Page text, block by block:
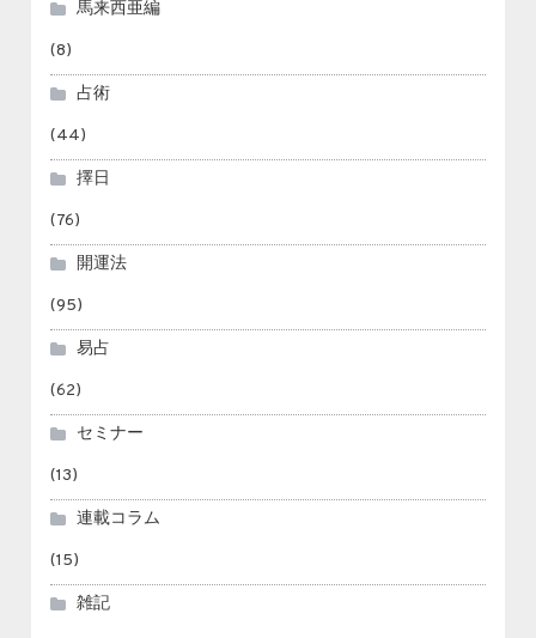
馬来西亜編
(8)
占術
(44)
擇日
(76)
開運法
(95)
易占
(62)
セミナー
(13)
連載コラム
(15)
雑記